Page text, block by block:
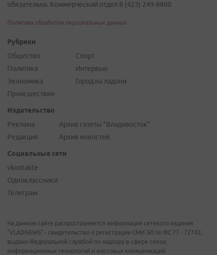
обязательна. Коммерческий отдел 8 (423) 249-8800
Политика обработки персональных данных
Рубрики
Общество
Политика
Экономика
Происшествия
Спорт
Интервью
Город на ладони
Издательство
Реклама
Редакция
Архив газеты "Владивосток"
Архив новостей
Социальные сети
vkontakte
Одноклассники
Телеграм
На данном сайте распространяется информация сетевого издания
"VLADNEWS" - свидетельство о регистрации СМИ ЭЛ № ФС 77 - 72742,
выдано Федеральной службой по надзору в сфере связи,
информационных технологий и массовых коммуникаций